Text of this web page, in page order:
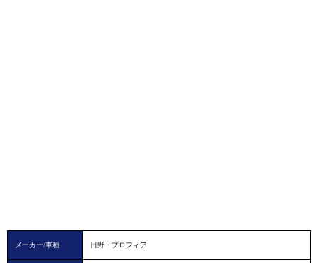
メーカー/車種 日野・プロフィア